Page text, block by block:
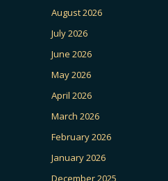
August 2026
July 2026
June 2026
May 2026
April 2026
March 2026
February 2026
January 2026
December 2025